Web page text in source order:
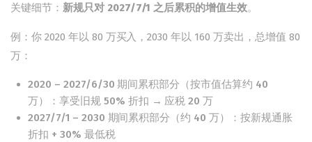
关键细节： 新规只对 2027/7/1 之后累积的增值生效。
例：你 2020 年以 80 万买入，2030 年以 160 万卖出，总增值 80
万：
2020 – 2027/6/30 期间累积部分（按市值估算约 40
万）：享受旧规 50% 折扣 → 应税 20 万
2027/7/1 – 2030 期间累积部分（约 40 万）：按新规通胀
折扣 + 30% 最低税